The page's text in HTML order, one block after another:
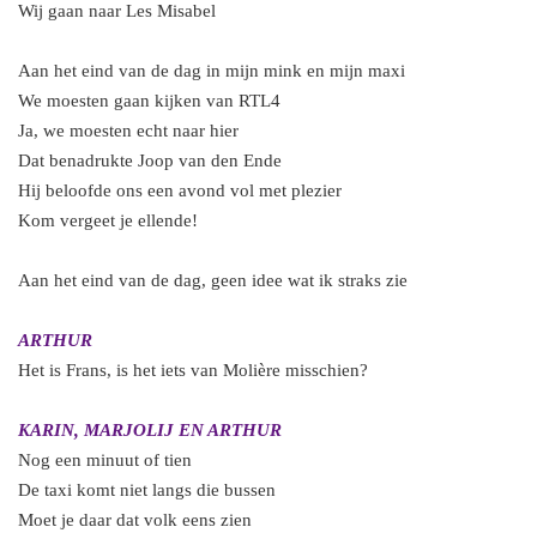
Wij gaan naar Les Misabel
Aan het eind van de dag in mijn mink en mijn maxi
We moesten gaan kijken van RTL4
Ja, we moesten echt naar hier
Dat benadrukte Joop van den Ende
Hij beloofde ons een avond vol met plezier
Kom vergeet je ellende!
Aan het eind van de dag, geen idee wat ik straks zie
ARTHUR
Het is Frans, is het iets van Molière misschien?
KARIN, MARJOLIJ EN ARTHUR
Nog een minuut of tien
De taxi komt niet langs die bussen
Moet je daar dat volk eens zien